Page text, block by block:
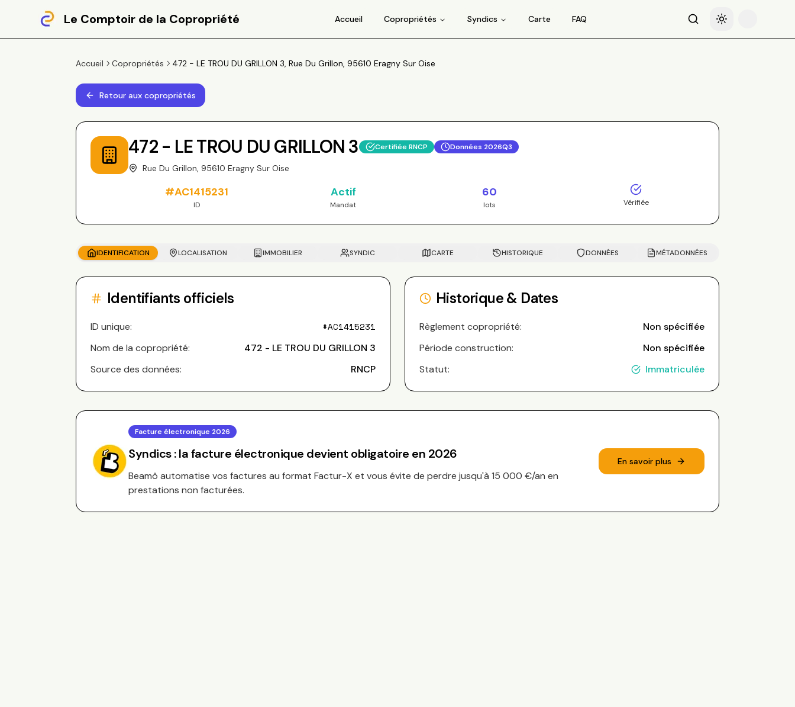
Le Comptoir de la Copropriété Accueil Copropriétés Syndics Carte FAQ RechercheBasculer le thème
Accueil Copropriétés 472 - LE TROU DU GRILLON 3, Rue Du Grillon, 95610 Eragny Sur Oise
Retour aux copropriétés
472 - LE TROU DU GRILLON 3 Certifiée RNCP Données 2026Q3
Rue Du Grillon, 95610 Eragny Sur Oise
#AC1415231
ID
Actif
Mandat
60
lots Vérifiée
IDENTIFICATION LOCALISATION IMMOBILIER SYNDIC CARTE HISTORIQUE DONNÉES MÉTADONNÉES
Identifiants officiels
ID unique: #AC1415231
Nom de la copropriété:
472 - LE TROU DU GRILLON 3
Source des données:
RNCP
Historique & Dates
Règlement copropriété:
Non spécifiée
Période construction:
Non spécifiée
Statut:
Immatriculée
Facture électronique 2026
Syndics : la facture électronique devient obligatoire en 2026
Beamô automatise vos factures au format Factur-X et vous évite de perdre jusqu'à 15 000 €/an en
prestations non facturées.
En savoir plus